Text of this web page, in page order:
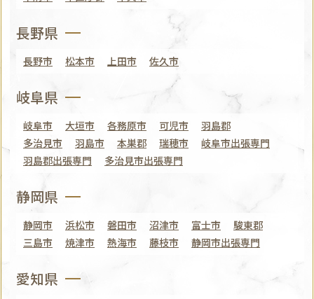
長野県
長野市 松本市 上田市 佐久市
岐阜県
岐阜市 大垣市 各務原市 可児市
羽島郡
多治見市
羽島市 本巣郡 瑞穂市
岐阜市出張専門
羽島郡出張専門
多治見市出張専門
静岡県
静岡市 浜松市 磐田市 沼津市 富士市
駿東郡
三島市
焼津市 熱海市 藤枝市 静岡市出張専門
愛知県